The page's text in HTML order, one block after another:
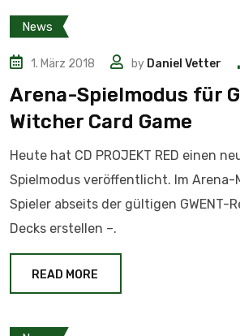
News
1. März 2018 by Daniel Vetter
Arena-Spielmodus für
Witcher Card Game
Heute hat CD PROJEKT RED einen
Spielmodus veröffentlicht. Im Arena-
Spieler abseits der gültigen GWENT-
Decks erstellen –.
READ MORE